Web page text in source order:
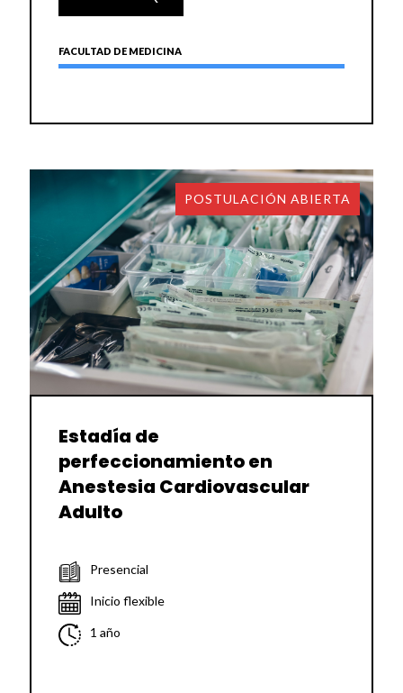
FACULTAD DE MEDICINA
POSTULACIÓN ABIERTA
Estadía de
perfeccionamiento en
Anestesia Cardiovascular
Adulto
Presencial
Inicio flexible
1 año